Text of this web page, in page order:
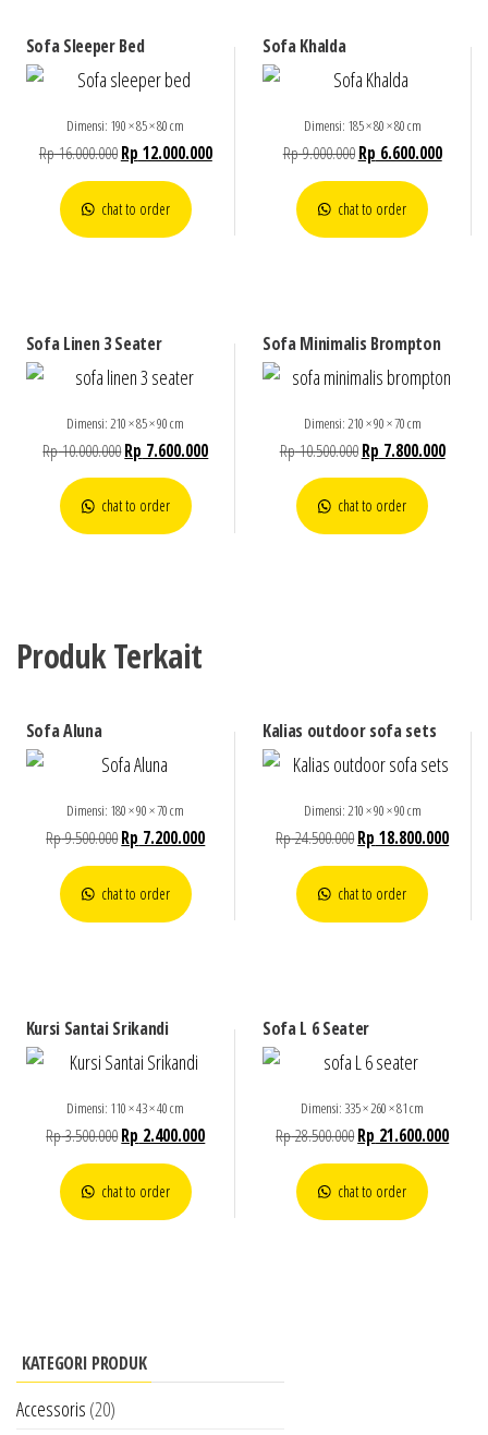
Sofa Sleeper Bed
Dimensi: 190 × 85 × 80 cm
Rp16.000.000Rp 12.000.000
chat to order
Sofa Khalda
Dimensi: 185 × 80 × 80 cm
Rp9.000.000 Rp 6.600.000
chat to order
Sofa Linen 3 Seater
Dimensi: 210 × 85 × 90 cm
Rp10.000.000Rp 7.600.000
chat to order
Sofa Minimalis Brompton
Dimensi: 210 × 90 × 70 cm
Rp10.500.000 Rp 7.800.000
chat to order
Produk Terkait
Sofa Aluna
Dimensi: 180 × 90 × 70 cm
Rp9.500.000Rp 7.200.000
chat to order
Kalias outdoor sofa sets
Dimensi: 210 × 90 × 90 cm
Rp24.500.000Rp 18.800.000
chat to order
Kursi Santai Srikandi
Dimensi: 110 × 43 × 40 cm
Rp3.500.000Rp 2.400.000
chat to order
Sofa L 6 Seater
Dimensi: 335 × 260 × 81 cm
Rp28.500.000Rp 21.600.000
chat to order
KATEGORI PRODUK
Accessoris (20)